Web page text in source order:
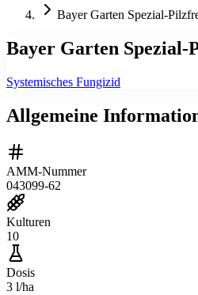
Bayer Garten Spezial-
Bayer Garten Spezial-
Systemisches Fungizid
Allgemeine
AMM-Nummer
043099-62
Kulturen
10
Dosis
3 l/ha